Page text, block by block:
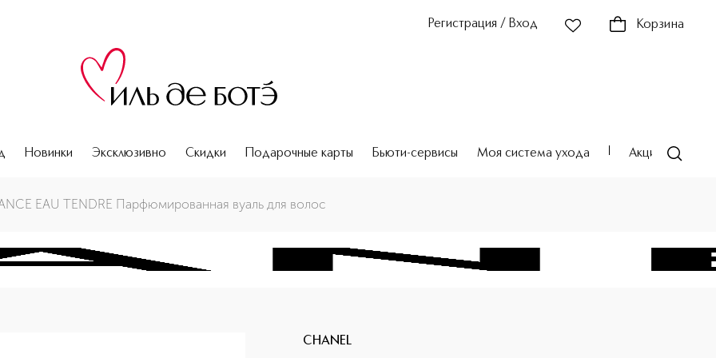
Регистрация / Вход Корзина
Новинки Эксклюзивно Скидки Подарочные карты Бьюти-сервисы Моя система ухода Акции
EAU TENDRE Парфюмированная вуаль для волос
CHANEL